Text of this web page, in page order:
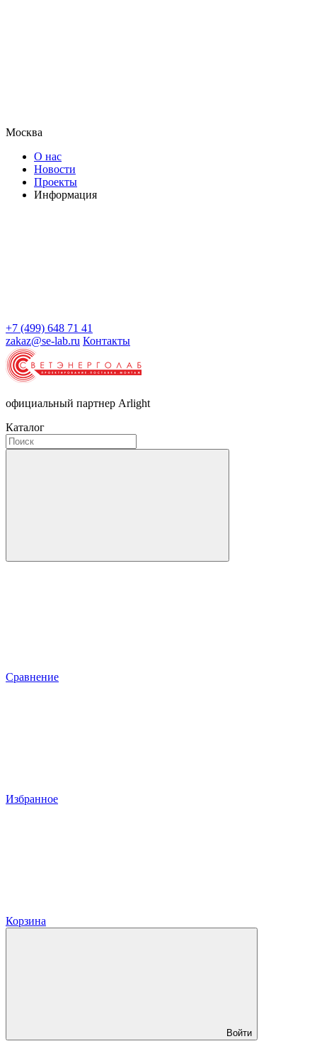
Москва
О нас
Новости
Проекты
Информация
+7 (499) 648 71 41
zakaz@se-lab.ru Контакты
официальный партнер Arlight
Каталог
Сравнение
Избранное
Корзина
Войти